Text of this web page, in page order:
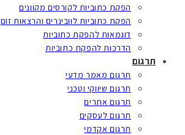
הפקת כתוביות לקורסים מקוונים
הפקת כתוביות לוובינרים והרצאות זום
דוגמאות להפקת כתוביות
הדרכות להפקת כתוביות
תרגום
תרגום מאמר מדעי
תרגום שיווקי וטכני
תרגום אתרים
תרגום לעסקים
תרגום אקדמי